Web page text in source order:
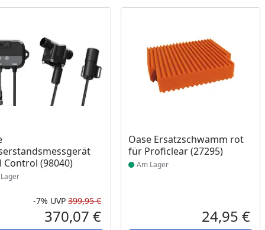
Control (98040)
am Lager
Rabatt in Prozent
-7%
Ursprünglicher Preis
UVP 399,95 €
Aktueller Preis
370,07 €
Oase Ersatzschwamm rot
für Proficlear (27295)
Produkt am Lager
Am Lager
24,95 €